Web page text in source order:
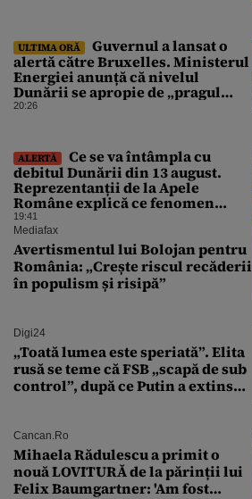
ULTIMA ORĂ
Guvernul a lansat o
alertă către Bruxelles. Ministerul
Energiei anunță că nivelul
Dunării se apropie de „pragul
critic”, iar centrala de la
20:26
ALERTĂ
Ce se va întâmpla cu
debitul Dunării din 13 august.
Reprezentanții de la Apele
Române explică ce fenomen
urmează
19:41
Mediafax
Avertismentul lui Bolojan pentru
România: „Crește riscul recăderii
în populism și risipă”
Digi24
„Toată lumea este speriată”. Elita
rusă se teme că FSB „scapă de sub
control”, după ce Putin a extins
Cancan.ro
Mihaela Rădulescu a primit o
nouă LOVITURĂ de la părinții lui
Felix Baumgartner: 'Am fost